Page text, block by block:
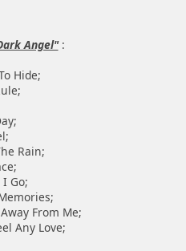
Angel":
Hide;
Rain;
Go;
From Me;
Any Love;